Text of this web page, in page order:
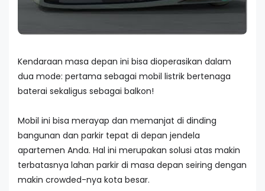
Kendaraan masa depan ini bisa dioperasikan dalam
dua mode: pertama sebagai mobil listrik bertenaga
baterai sekaligus sebagai balkon!
Mobil ini bisa merayap dan memanjat di dinding
bangunan dan parkir tepat di depan jendela
apartemen Anda. Hal ini merupakan solusi atas makin
terbatasnya lahan parkir di masa depan seiring dengan
makin crowded-nya kota besar.